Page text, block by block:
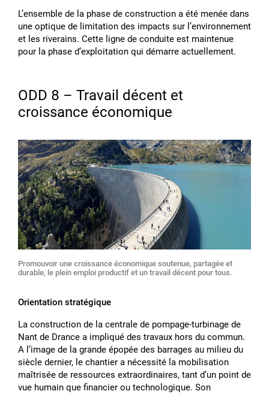
Lʼensemble de la phase de construction a été menée dans
une optique de limitation des impacts sur lʼenvironnement
et les riverains. Cette ligne de conduite est maintenue
pour la phase dʼexploitation qui démarre actuellement.
ODD 8 – Travail décent et
croissance économique
Promouvoir une croissance économique soutenue, partagée et
durable, le plein emploi productif et un travail décent pour tous.
Orientation stratégique
La construction de la centrale de pompage-turbinage de
Nant de Drance a impliqué des travaux hors du commun.
A lʼimage de la grande épopée des barrages au milieu du
siècle dernier, le chantier a nécessité la mobilisation
maîtrisée de ressources extraordinaires, tant dʼun point de
vue humain que financier ou technologique. Son